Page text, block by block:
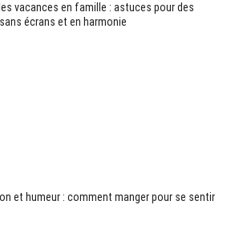
vacances en famille : astuces pour des
écrans et en harmonie
et humeur : comment manger pour se sentir